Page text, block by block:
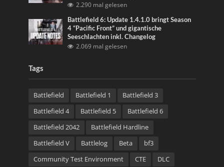
2.290 mal gelesen
Battlefield 6: Update 1.4.1.0 bringt Season
4 “Pacific Front” und gigantische
Seeschlachten inkl. Changelog
2.069 mal gelesen
Tags
Battlefield Battlefield 1
Battlefield 3
Battlefield 4
Battlefield 5
Battlefield 6
Battlefield 2042
Battlefield Hardline
Battlefield V
Battlelog Beta
bf3
Community Test Environment
CTE
DLC